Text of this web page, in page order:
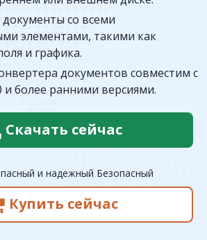
со всеми
элементами, такими как
и графика.
документов совместим с
и более ранними версиями.
Скачать сейчас
и надежный Безопасный
Купить сейчас